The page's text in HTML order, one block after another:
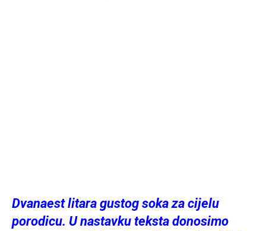
Dvanaest litara gustog soka za cijelu
porodicu. U nastavku teksta donosimo